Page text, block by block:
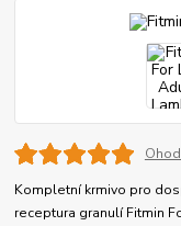
Kompletní krmivo pro
receptura granulí Fitmin